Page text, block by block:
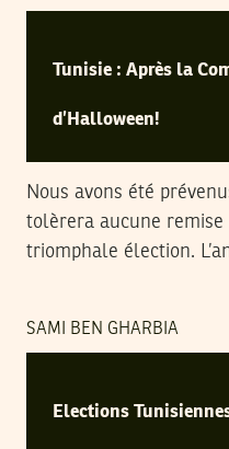
Tunisie : Après la
d’Halloween!
Nous avons été
tolèrera aucune remise
triomphale élection.
SAMI BEN GHARBIA
Elections